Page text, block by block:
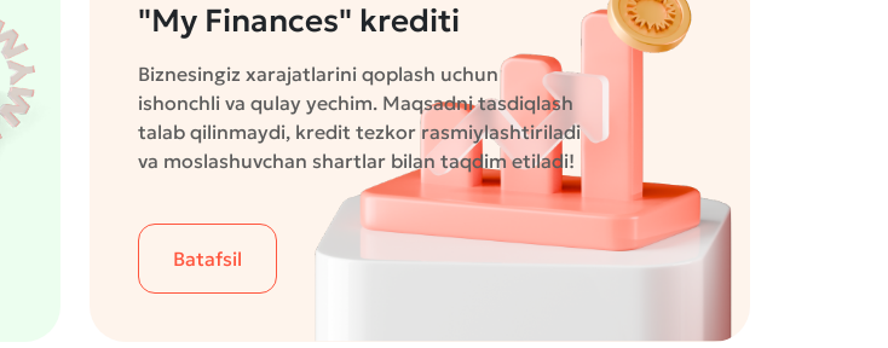
"My Finances" krediti
Biznesingiz xarajatlarini qoplash uchun
ishonchli va qulay yechim. Maqsadni tasdiqlash
talab qilinmaydi, kredit tezkor rasmiylashtiriladi
va moslashuvchan shartlar bilan taqdim etiladi!
Batafsil